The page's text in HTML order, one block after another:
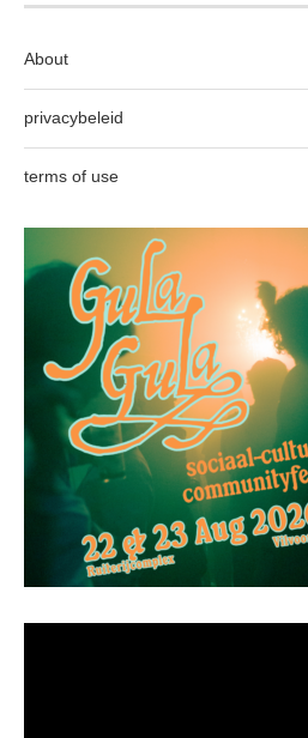
About
privacybeleid
terms of use